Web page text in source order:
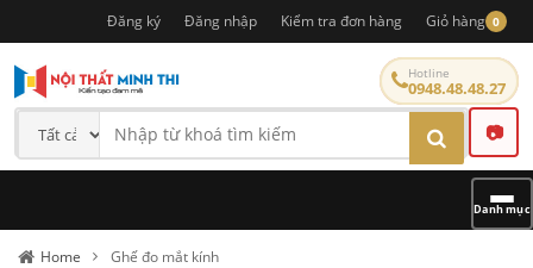
Đăng ký Đăng nhập Kiểm tra đơn hàng Giỏ hàng 0
📷
Hotline
0948.48.48.27
Danh mục
Home Ghế đo mắt kính